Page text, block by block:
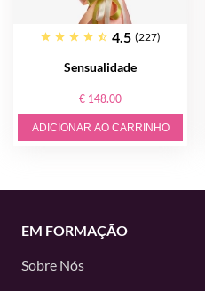
4.5 (227)
Sensualidade
€ 148.00
ADICIONAR AO CARRINHO
EM FORMAÇÃO
Sobre Nós